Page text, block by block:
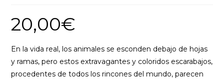
20,00€
En la vida real, los animales se esconden debajo de hojas
y ramas, pero estos extravagantes y coloridos escarabajos,
procedentes de todos los rincones del mundo, parecen